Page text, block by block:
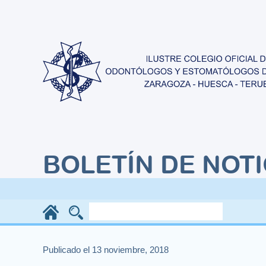
BOLETÍN DE
Publicado el 13 noviembre, 2018